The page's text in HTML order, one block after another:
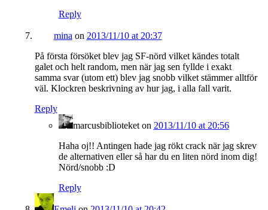
Reply
mina on 2013/11/10 at 20:37
På första försöket blev jag SF-nörd vilket kändes totalt
galet och helt random, men när jag sen fyllde i exakt
samma svar (utom ett) blev jag snobb vilket stämmer alltför
väl. Klockren beskrivning av hur jag, i alla fall varit.
Reply
marcusbiblioteketon 2013/11/10 at 20:56
Haha oj!! Antingen hade jag rökt crack när jag skrev
de alternativen eller så har du en liten nörd inom dig!
Nörd/snobb :D
Reply